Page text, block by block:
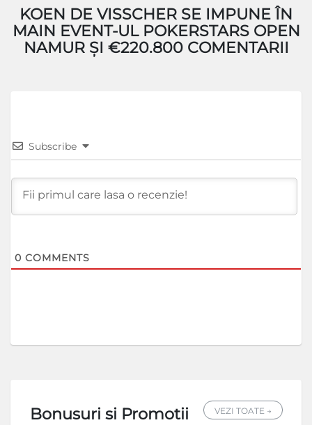
KOEN DE VISSCHER SE IMPUNE ÎN
MAIN EVENT-UL POKERSTARS OPEN
NAMUR ȘI €220.800 COMENTARII
Subscribe
0 COMMENTS
Bonusuri si Promotii VEZI TOATE →